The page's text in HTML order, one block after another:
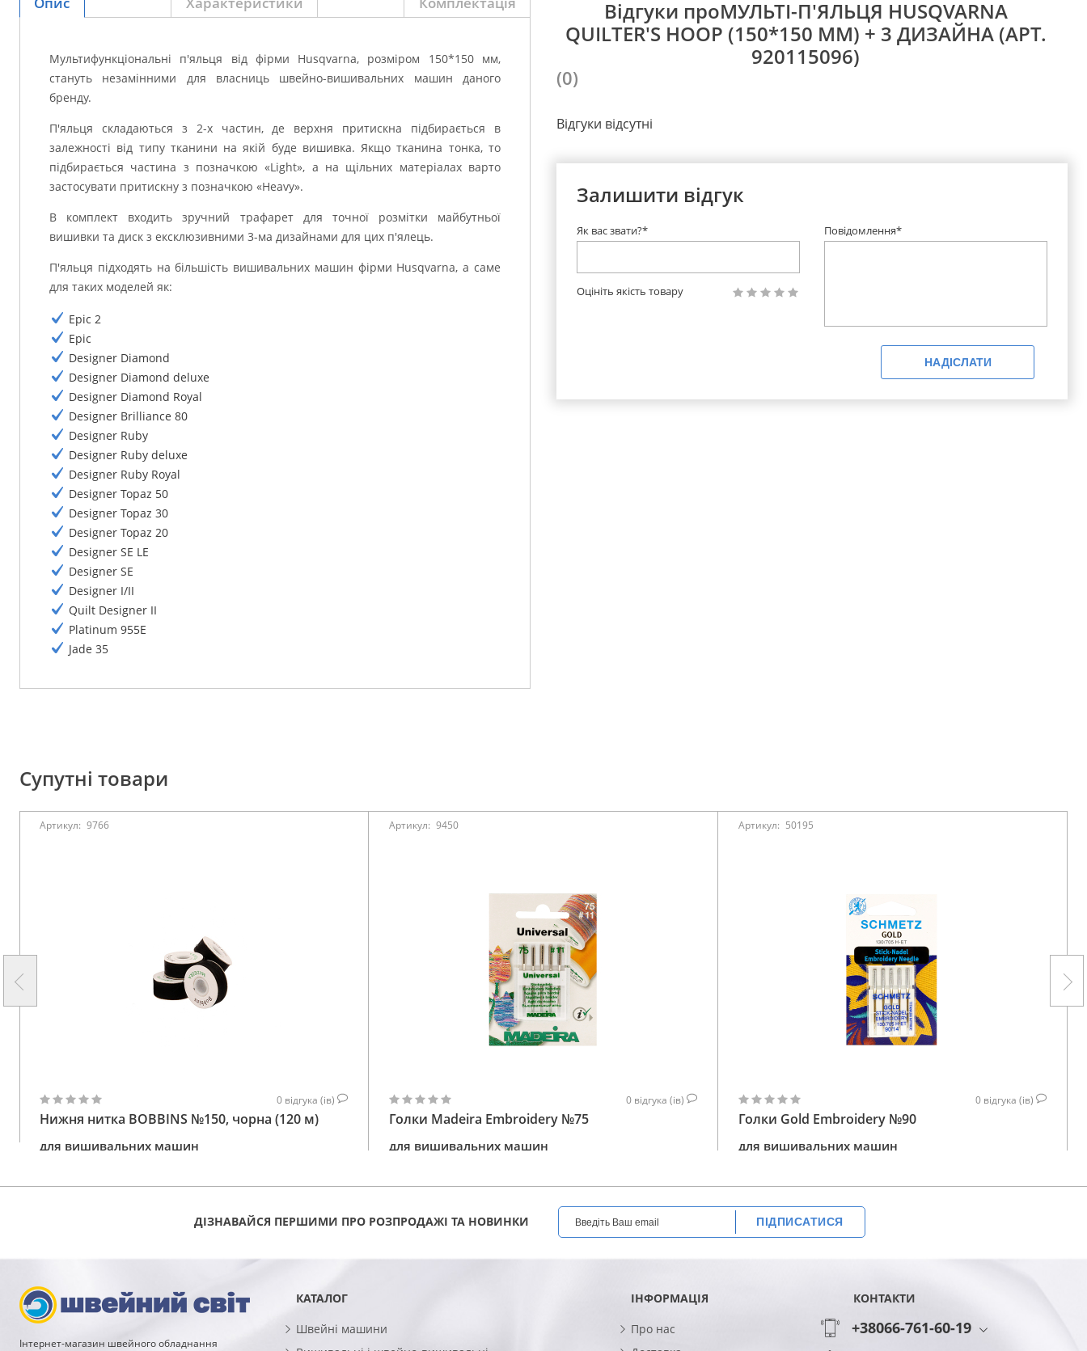
Мультифункціональні п'яльця від фірми Husqvarna, розміром 150*150 мм,
стануть незамінними для власниць швейно-вишивальних машин даного
бренду.
П'яльця складаються з 2-х частин, де верхня притискна підбирається в
залежності від типу тканини на якій буде вишивка. Якщо тканина тонка, то
підбирається частина з позначкою «Light», а на щільних матеріалах варто
застосувати притискну з позначкою «Heavy».
В комплект входить зручний трафарет для точної розмітки майбутньої
вишивки та диск з ексклюзивними 3-ма дизайнами для цих п'ялець.
П'яльця підходять на більшість вишивальних машин фірми Husqvarna, а саме
для таких моделей як:
Epic 2
Epic
Designer Diamond
Designer Diamond deluxe
Designer Diamond Royal
Designer Brilliance 80
Designer Ruby
Designer Ruby deluxe
Designer Ruby Royal
Designer Topaz 50
Designer Topaz 30
Designer Topaz 20
Designer SE LE
Designer SE
Designer I/II
Quilt Designer II
Platinum 955E
Jade 35
Відгуки проМУЛЬТІ-П'ЯЛЬЦЯ HUSQVARNA
QUILTER'S HOOP (150*150 ММ) + 3 ДИЗАЙНА (АРТ.
920115096)
(0)
Відгуки відсутні
Залишити відгук
Повідомлення*
Як вас звати?*
Оцініть якість товару
НАДІСЛАТИ
Супутні товари
Артикул: 9766
0 відгука (ів)
Нижня нитка BOBBINS №150, чорна (120 м)
для вишивальних машин
Артикул: 9450
0 відгука (ів)
Голки Madeira Embroidery №75
для вишивальних машин
Артикул: 50195
0 відгука (ів)
Голки Gold Embroidery №90
для вишивальних машин
ДІЗНАВАЙСЯ ПЕРШИМИ ПРО РОЗПРОДАЖІ ТА НОВИНКИ ПІДПИСАТИСЯ
Інтернет-магазин швейного обладнання
КАТАЛОГ
Швейні машини
ІНФОРМАЦІЯ
Про нас
КОНТАКТИ
+38066-761-60-19